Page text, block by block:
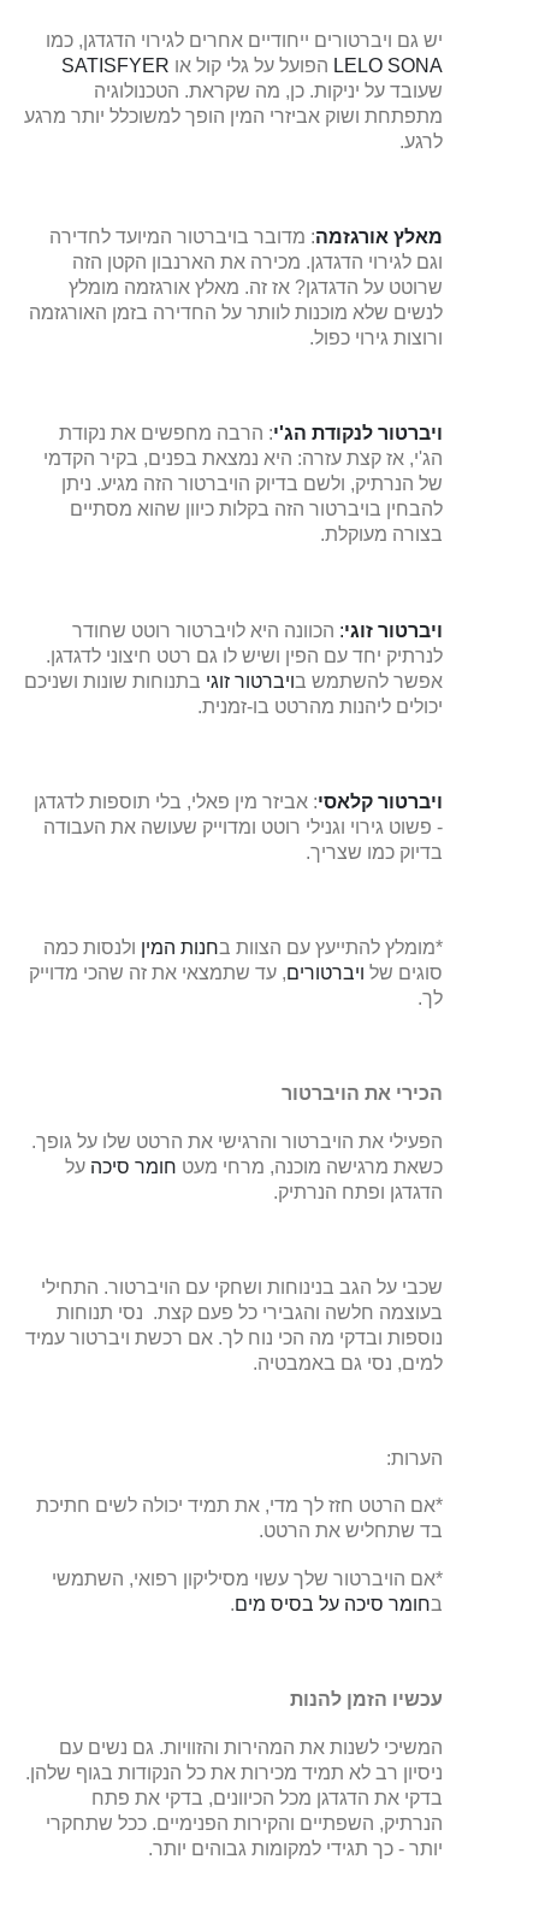
יש גם ויברטורים ייחודיים אחרים לגירוי הדגדגן, כמו
LELO SONA הפועל על גלי קול או SATISFYER
שעובד על יניקות. כן, מה שקראת. הטכנולוגיה
מתפתחת ושוק אביזרי המין הופך למשוכלל יותר מרגע
לרגע.
מאלץ אורגזמה: מדובר בויברטור המיועד לחדירה
וגם לגירוי הדגדגן. מכירה את הארנבון הקטן הזה
שרוטט על הדגדגן? אז זה. מאלץ אורגזמה מומלץ
לנשים שלא מוכנות לוותר על החדירה בזמן האורגזמה
ורוצות גירוי כפול.
ויברטור לנקודת הג'י: הרבה מחפשים את נקודת
הג'י, אז קצת עזרה: היא נמצאת בפנים, בקיר הקדמי
של הנרתיק, ולשם בדיוק הויברטור הזה מגיע. ניתן
להבחין בויברטור הזה בקלות כיוון שהוא מסתיים
בצורה מעוקלת.
ויברטור זוגי: הכוונה היא לויברטור רוטט שחודר
לנרתיק יחד עם הפין ושיש לו גם רטט חיצוני לדגדגן.
אפשר להשתמש בויברטור זוגי בתנוחות שונות ושניכם
יכולים ליהנות מהרטט בו-זמנית.
ויברטור קלאסי: אביזר מין פאלי, בלי תוספות לדגדגן
- פשוט גירוי וגנילי רוטט ומדוייק שעושה את העבודה
בדיוק כמו שצריך.
*מומלץ להתייעץ עם הצוות בחנות המין ולנסות כמה
סוגים של ויברטורים, עד שתמצאי את זה שהכי מדוייק
לך.
הכירי את הויברטור
הפעילי את הויברטור והרגישי את הרטט שלו על גופך.
כשאת מרגישה מוכנה, מרחי מעט חומר סיכה על
הדגדגן ופתח הנרתיק.
שכבי על הגב בנינוחות ושחקי עם הויברטור. התחילי
בעוצמה חלשה והגבירי כל פעם קצת. נסי תנוחות
נוספות ובדקי מה הכי נוח לך. אם רכשת ויברטור עמיד
למים, נסי גם באמבטיה.
הערות:
*אם הרטט חזז לך מדי, את תמיד יכולה לשים חתיכת
בד שתחליש את הרטט.
*אם הויברטור שלך עשוי מסיליקון רפואי, השתמשי
בחומר סיכה על בסיס מים.
עכשיו הזמן להנות
המשיכי לשנות את המהירות והזוויות. גם נשים עם
ניסיון רב לא תמיד מכירות את כל הנקודות בגוף שלהן.
בדקי את הדגדגן מכל הכיוונים, בדקי את פתח
הנרתיק, השפתיים והקירות הפנימיים. ככל שתחקרי
יותר - כך תגידי למקומות גבוהים יותר.